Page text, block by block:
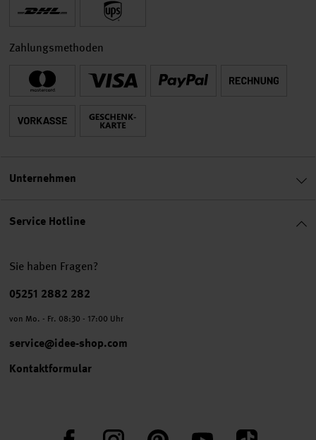
Service Hotline
Sie haben Fragen?
Telefonnummer
05251 2882 282
von Mo. - Fr. 08:30 - 17:00 Uhr
service@idee-shop.com
Kontaktformular
FacebookInstagram PinterestYouTube TikTok
Zahlungsmethoden
Unternehmen